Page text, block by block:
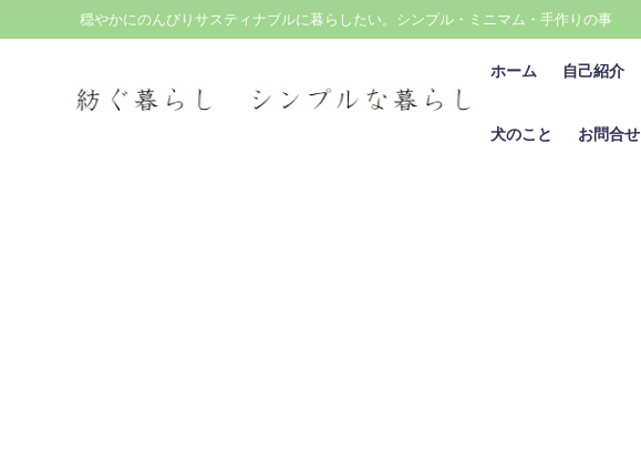
穏やかにのんびりサスティナブルに暮らしたい。シンプル・ミニマム・手作りの事
ホーム 自己紹介
犬のこと お問合せ